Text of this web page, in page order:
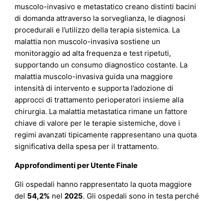
muscolo-invasivo e metastatico creano distinti bacini
di domanda attraverso la sorveglianza, le diagnosi
procedurali e l’utilizzo della terapia sistemica. La
malattia non muscolo-invasiva sostiene un
monitoraggio ad alta frequenza e test ripetuti,
supportando un consumo diagnostico costante. La
malattia muscolo-invasiva guida una maggiore
intensità di intervento e supporta l’adozione di
approcci di trattamento perioperatori insieme alla
chirurgia. La malattia metastatica rimane un fattore
chiave di valore per le terapie sistemiche, dove i
regimi avanzati tipicamente rappresentano una quota
significativa della spesa per il trattamento.
Approfondimenti per Utente Finale
Gli ospedali hanno rappresentato la quota maggiore
del 54,2% nel 2025. Gli ospedali sono in testa perché